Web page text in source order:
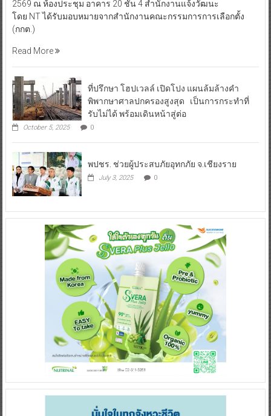
2569 ณ ห้องประชุม อาคาร 20 ชั้น 4 สำนักงานแจ้งวัฒนะ
โดย NT ได้รับมอบหมายจากสำนักงานคณะกรรมการการเลือกตั้ง
(กกต.)
Read More
ที่ปรึกษา โฮปเวลล์ เปิดโปง แผนล้มล้างคำ
พิพากษาศาลปกครองสูงสุด เป็นการกระทำที่
รับไม่ได้ พร้อมเดินหน้าสู่ต่อ
October 5, 2025 0
พปชร. ช่วยผู้ประสบภัยอุทกภัย จ.เชียงราย
July 3, 2025 0